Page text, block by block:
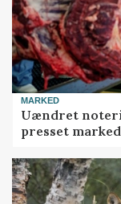
MARKED
Uændret
presset